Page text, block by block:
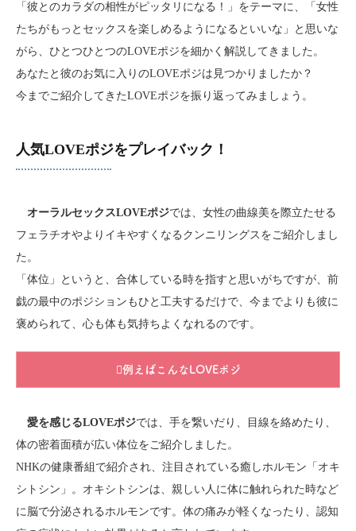
「彼とのカラダの相性がピッタリになる！」をテーマに、「女性
たちがもっとセックスを楽しめるようになるといいな」と思いな
がら、ひとつひとつのLOVEポジを細かく解説してきました。
あなたと彼のお気に入りのLOVEポジは見つかりましたか？
今までご紹介してきたLOVEポジを振り返ってみましょう。
人気LOVEポジをプレイバック！
オーラルセックスLOVEポジでは、女性の曲線美を際立たせる
フェラチオやよりイキやすくなるクンニリングスをご紹介しまし
た。
「体位」というと、合体している時を指すと思いがちですが、前
戯の最中のポジションもひと工夫するだけで、今までよりも彼に
褒められて、心も体も気持ちよくなれるのです。
例えばこんなLOVEポジ
愛を感じるLOVEポジでは、手を繋いだり、目線を絡めたり、
体の密着面積が広い体位をご紹介しました。
NHKの健康番組で紹介され、注目されている癒しホルモン「オキ
シトシン」。オキシトシンは、親しい人に体に触れられた時など
に脳で分泌されるホルモンです。体の痛みが軽くなったり、認知